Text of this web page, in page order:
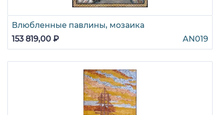
Влюбленные павлины, мозаика
153 819,00 ₽
AN019